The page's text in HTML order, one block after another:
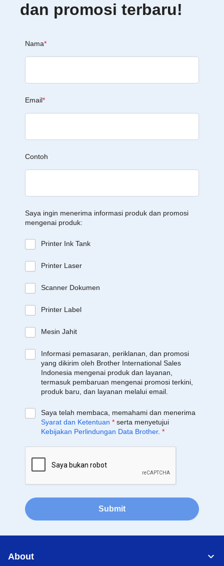
dan promosi terbaru!
Nama*
Email*
Contoh
Saya ingin menerima informasi produk dan promosi
mengenai produk:
Printer Ink Tank
Printer Laser
Scanner Dokumen
Printer Label
Mesin Jahit
Informasi pemasaran, periklanan, dan promosi
yang dikirim oleh Brother International Sales
Indonesia mengenai produk dan layanan,
termasuk pembaruan mengenai promosi terkini,
produk baru, dan layanan melalui email.
Saya telah membaca, memahami dan menerima
Syarat dan Ketentuan * serta menyetujui
Kebijakan Perlindungan Data Brother. *
Submit
About